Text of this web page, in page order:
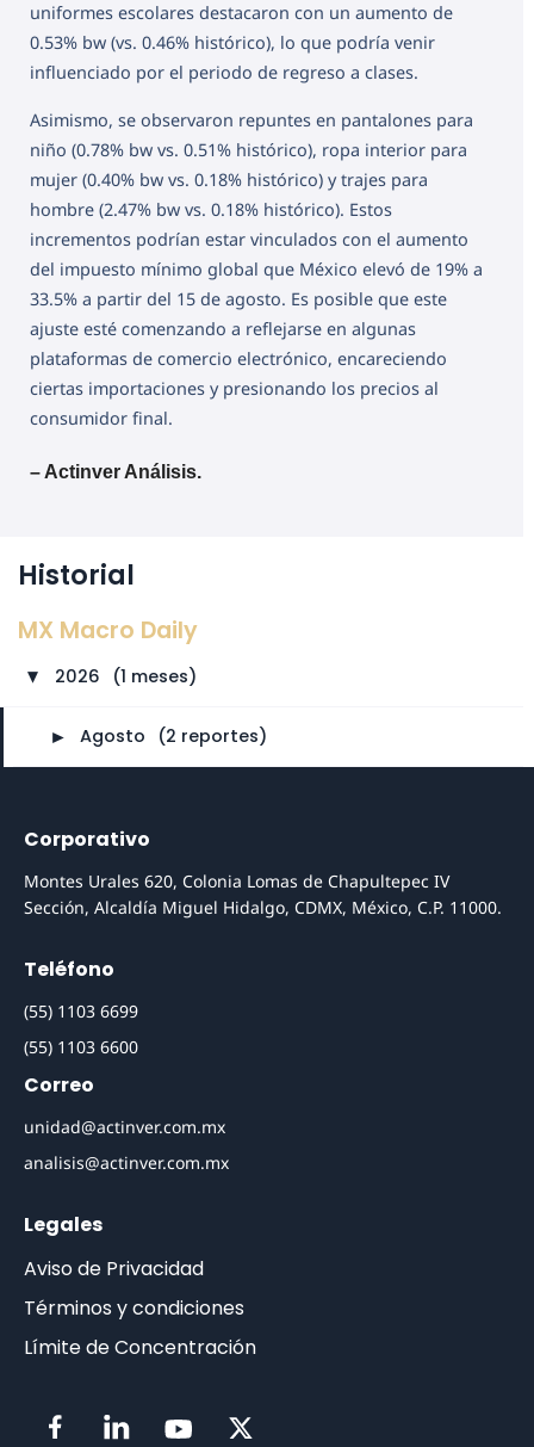
uniformes escolares destacaron con un aumento de
0.53% bw (vs. 0.46% histórico), lo que podría venir
influenciado por el periodo de regreso a clases.
Asimismo, se observaron repuntes en pantalones para
niño (0.78% bw vs. 0.51% histórico), ropa interior para
mujer (0.40% bw vs. 0.18% histórico) y trajes para
hombre (2.47% bw vs. 0.18% histórico). Estos
incrementos podrían estar vinculados con el aumento
del impuesto mínimo global que México elevó de 19% a
33.5% a partir del 15 de agosto. Es posible que este
ajuste esté comenzando a reflejarse en algunas
plataformas de comercio electrónico, encareciendo
ciertas importaciones y presionando los precios al
consumidor final.
– Actinver Análisis.
Historial
MX Macro Daily
► 2026 (1 meses)
► Agosto (2 reportes)
Corporativo
Montes Urales 620, Colonia Lomas de Chapultepec IV
Sección, Alcaldía Miguel Hidalgo, CDMX, México, C.P. 11000.
Teléfono
(55) 1103 6699
(55) 1103 6600
Correo
unidad@actinver.com.mx
analisis@actinver.com.mx
Legales
Aviso de Privacidad
Términos y condiciones
Límite de Concentración